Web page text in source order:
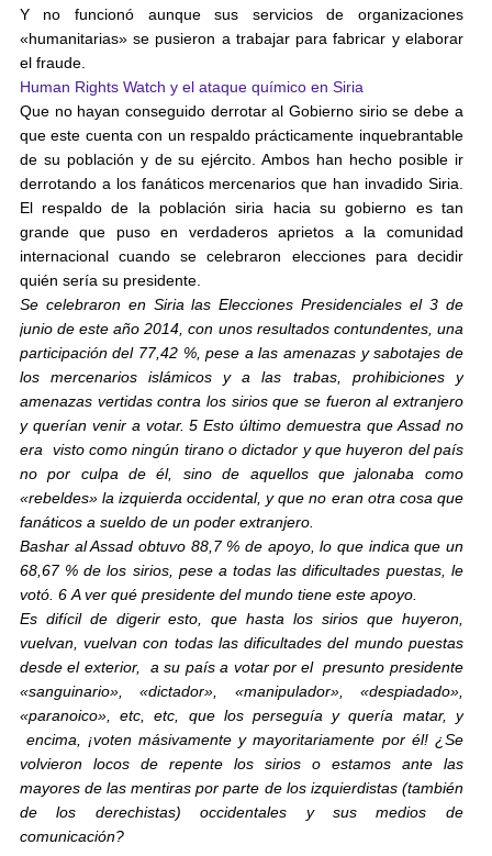
Y no funcionó aunque sus servicios de organizaciones
«humanitarias» se pusieron a trabajar para fabricar y elaborar
el fraude.
Human Rights Watch y el ataque químico en Siria
Que no hayan conseguido derrotar al Gobierno sirio se debe a
que este cuenta con un respaldo prácticamente inquebrantable
de su población y de su ejército. Ambos han hecho posible ir
derrotando a los fanáticos mercenarios que han invadido Siria.
El respaldo de la población siria hacia su gobierno es tan
grande que puso en verdaderos aprietos a la comunidad
internacional cuando se celebraron elecciones para decidir
quién sería su presidente.
Se celebraron en Siria las Elecciones Presidenciales el 3 de
junio de este año 2014, con unos resultados contundentes, una
participación del 77,42 %, pese a las amenazas y sabotajes de
los mercenarios islámicos y a las trabas, prohibiciones y
amenazas vertidas contra los sirios que se fueron al extranjero
y querían venir a votar. 5 Esto último demuestra que Assad no
era visto como ningún tirano o dictador y que huyeron del país
no por culpa de él, sino de aquellos que jalonaba como
«rebeldes» la izquierda occidental, y que no eran otra cosa que
fanáticos a sueldo de un poder extranjero.
Bashar al Assad obtuvo 88,7 % de apoyo, lo que indica que un
68,67 % de los sirios, pese a todas las dificultades puestas, le
votó. 6 A ver qué presidente del mundo tiene este apoyo.
Es difícil de digerir esto, que hasta los sirios que huyeron,
vuelvan, vuelvan con todas las dificultades del mundo puestas
desde el exterior, a su país a votar por el presunto presidente
«sanguinario», «dictador», «manipulador», «despiadado»,
«paranoico», etc, etc, que los perseguía y quería matar, y
encima, ¡voten másivamente y mayoritariamente por él! ¿Se
volvieron locos de repente los sirios o estamos ante las
mayores de las mentiras por parte de los izquierdistas (también
de los derechistas) occidentales y sus medios de
comunicación?